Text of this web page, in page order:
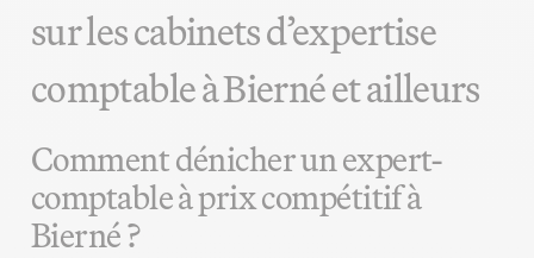
sur les cabinets d’expertise
comptable à Bierné et ailleurs
Comment dénicher un expert-
comptable à prix compétitif à
Bierné ?